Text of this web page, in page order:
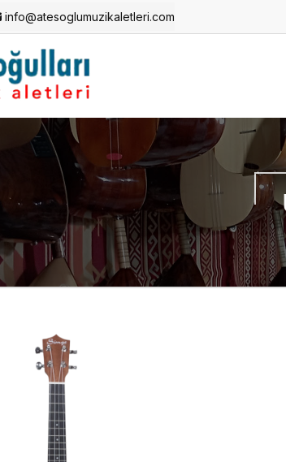
info@atesoglumuzikaletleri.com